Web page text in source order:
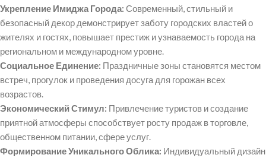
Укрепление Имиджа Города: Современный, стильный и
безопасный декор демонстрирует заботу городских властей о
жителях и гостях, повышает престиж и узнаваемость города на
региональном и международном уровне.
Социальное Единение: Праздничные зоны становятся местом
встреч, прогулок и проведения досуга для горожан всех
возрастов.
Экономический Стимул: Привлечение туристов и создание
приятной атмосферы способствует росту продаж в торговле,
общественном питании, сфере услуг.
Формирование Уникального Облика: Индивидуальный дизайн